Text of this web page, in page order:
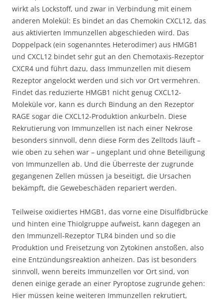
wirkt als Lockstoff, und zwar in Verbindung mit einem
anderen Molekül: Es bindet an das Chemokin CXCL12, das
aus aktivierten Immunzellen abgeschieden wird. Das
Doppelpack (ein sogenanntes Heterodimer) aus HMGB1
und CXCL12 bindet sehr gut an den Chemotaxis-Rezeptor
CXCR4 und führt dazu, dass Immunzellen mit diesem
Rezeptor angelockt werden und sich vor Ort vermehren.
Findet das reduzierte HMGB1 nicht genug CXCL12-
Moleküle vor, kann es durch Bindung an den Rezeptor
RAGE sogar die CXCL12-Produktion ankurbeln. Diese
Rekrutierung von Immunzellen ist nach einer Nekrose
besonders sinnvoll, denn diese Form des Zelltods läuft –
wie oben zu sehen war – ungeplant und ohne Beteiligung
von Immunzellen ab. Und die Überreste der zugrunde
gegangenen Zellen müssen ja beseitigt, die Ursachen
bekämpft, die Gewebeschäden repariert werden.
Teilweise oxidiertes HMGB1, das vorne eine Disulfidbrücke
und hinten eine Thiolgruppe aufweist, kann dagegen an
den Immunzell-Rezeptor TLR4 binden und so die
Produktion und Freisetzung von Zytokinen anstoßen, also
eine Entzündungsreaktion anheizen. Das ist besonders
sinnvoll, wenn bereits Immunzellen vor Ort sind, von
denen einige gerade an einer Pyroptose zugrunde gehen:
Hier müssen keine weiteren Immunzellen rekrutiert,